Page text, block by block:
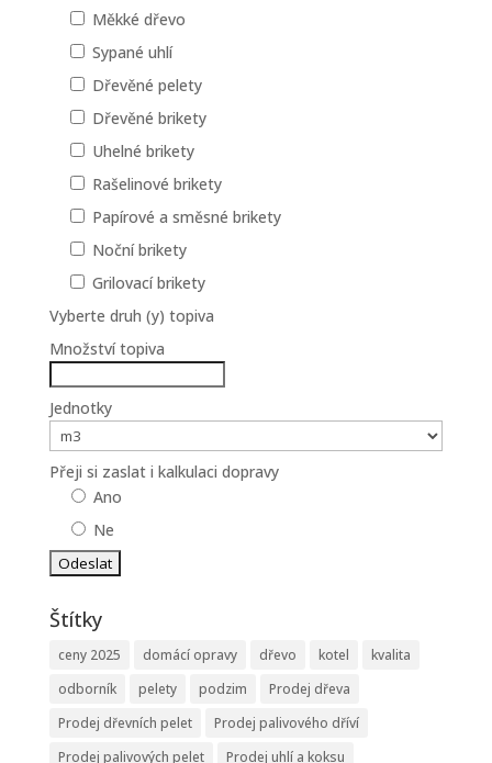
Měkké dřevo
Sypané uhlí
Dřevěné pelety
Dřevěné brikety
Uhelné brikety
Rašelinové brikety
Papírové a směsné brikety
Noční brikety
Grilovací brikety
Vyberte druh (y) topiva
Množství topiva
Jednotky
Přeji si zaslat i kalkulaci dopravy
Ano
Ne
Štítky
ceny 2025 domácí opravy dřevo kotel
kvalita
odborník
pelety podzim
Prodej dřeva
Prodej dřevních pelet
Prodej palivového dříví
Prodej palivových pelet
Prodej uhlí a koksu